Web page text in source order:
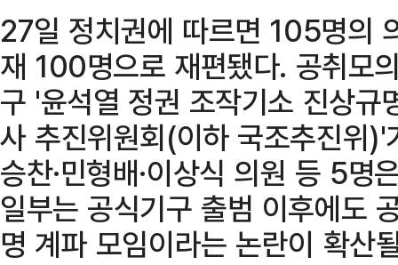
27일 정치권에 따르면 105명의
재 100명으로 재편됐다. 공취모
구 '윤석열 정권 조작기소 진상규
사 추진위원회(이하 국조추진위)'
승찬·민형배·이상식 의원 등 5명
일부는 공식기구 출범 이후에도
명 계파 모임이라는 논란이 확산